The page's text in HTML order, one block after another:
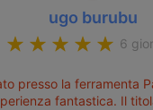
ugo burubu
6
presso la ferramenta
fantastica. Il